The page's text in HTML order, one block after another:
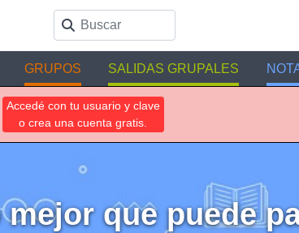
GRUPOS SALIDAS GRUPALES
Accedé con tu usuario y clave
o crea una cuenta gratis.
que puede